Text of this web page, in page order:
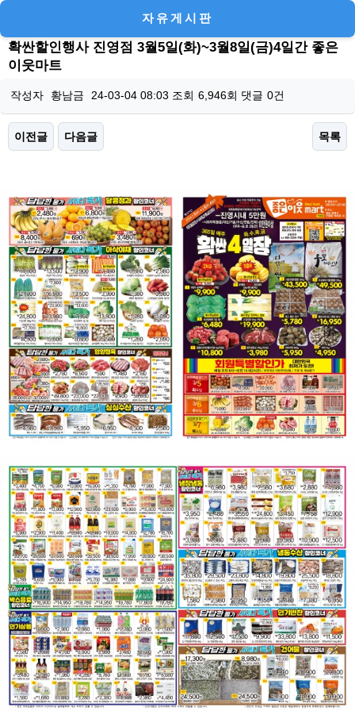
자유게시판
확싼할인행사 진영점 3월5일(화)~3월8일(금)4일간 좋은
이웃마트
작성자 황남금 24-03-04 08:03 조회 6,946회 댓글 0건
이전글 다음글 목록
본문